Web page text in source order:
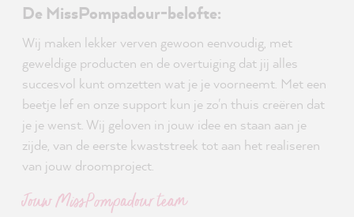
De MissPompadour-belofte:
Wij maken lekker verven gewoon eenvoudig, met
geweldige producten en de overtuiging dat jij alles
succesvol kunt omzetten wat je je voorneemt. Met een
beetje lef en onze support kun je zo'n thuis creëren dat
je je wenst. Wij geloven in jouw idee en staan aan je
zijde, van de eerste kwaststreek tot aan het realiseren
van jouw droomproject.
Jouw MissPompadour team